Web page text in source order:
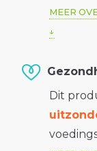
MEER
Dit